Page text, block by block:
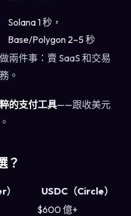
Solana 1 秒，
Base/Polygon 2–5 秒
兩件事：賣 SaaS 和交易
。
的支付工具——跟收美元
？
USDC（Circle）
$600 億+